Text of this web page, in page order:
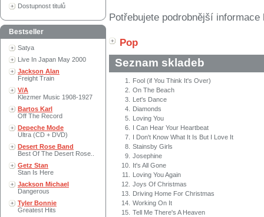
Dostupnost titulů
Bestseller
Satya
Live In Japan May 2000
Jackson Alan
Freight Train
V/A
Klezmer Music 1908-1927
Bartos Karl
Off The Record
Depeche Mode
Ultra (CD + DVD)
Desert Rose Band
Best Of The Desert Rose..
Getz Stan
Stan Is Here
Jackson Michael
Dangerous
Tyler Bonnie
Greatest Hits
Potřebujete podrobnější
Pop
Seznam skladeb
1.
Fool (if You Think It's Over)
2. On The Beach
3.
Let's Dance
4.
Diamonds
5.
Loving You
6.
I Can Hear Your Heartbeat
7.
I Don't Know What It Is But I Love It
8. Stainsby Girls
9. Josephine
10.
It's All Gone
11.
Loving You Again
12. Joys Of Christmas
13.
Driving Home For Christmas
14. Working On It
15. Tell Me There's A Heaven